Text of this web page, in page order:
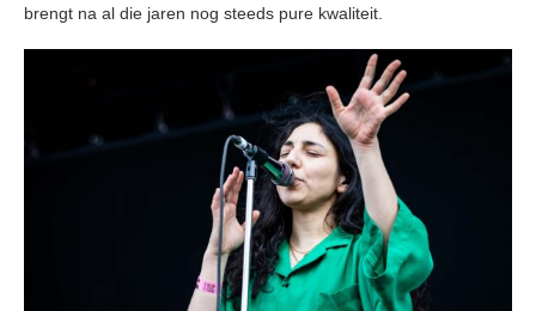
brengt na al die jaren nog steeds pure kwaliteit.